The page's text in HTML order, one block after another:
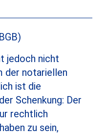
jedoch nicht
der notariellen
ist die
der Schenkung: Der
rechtlich
zu sein,